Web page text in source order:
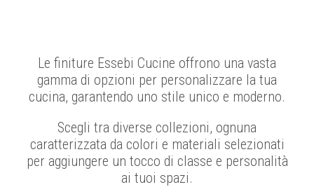
Le finiture Essebi Cucine offrono una vasta
gamma di opzioni per personalizzare la tua
cucina, garantendo uno stile unico e moderno.
Scegli tra diverse collezioni, ognuna
caratterizzata da colori e materiali selezionati
per aggiungere un tocco di classe e personalità
ai tuoi spazi.